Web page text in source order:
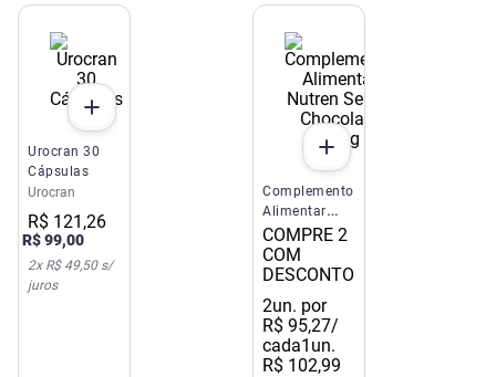
Urocran 30
Cápsulas
Urocran
R$ 121 ,26
R$99,00
2x R$ 49,50s/
juros
Complemento
Alimentar
Nutren Senior
Chocolate
370g
COMPRE 2
COM
DESCONTO
2un. por
R$ 95,27/
cada1un.
R$ 102,99